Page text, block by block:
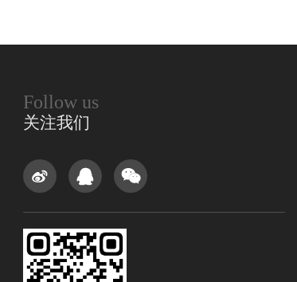
Follow us
关注我们